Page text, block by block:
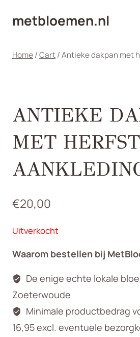
naarmetbloemen.nl
Home/Cart/Antieke dakpan met
ANTIEKE
MET HERFST
€20,00
Uitverkocht
Waarom bestellen bij
De enige echte lokale
Zoeterwoude
Minimale productbedrag
16,95 excl. eventuele